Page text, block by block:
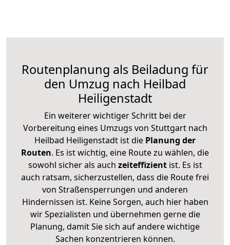
Routenplanung als Beiladung für
den Umzug nach Heilbad
Heiligenstadt
Ein weiterer wichtiger Schritt bei der
Vorbereitung eines Umzugs von Stuttgart nach
Heilbad Heiligenstadt ist die Planung der
Routen. Es ist wichtig, eine Route zu wählen, die
sowohl sicher als auch zeiteffizientist. Es ist
auch ratsam, sicherzustellen, dass die Route frei
von Straßensperrungen und anderen
Hindernissen ist. Keine Sorgen, auch hier haben
wir Spezialisten und übernehmen gerne die
Planung, damit Sie sich auf andere wichtige
Sachen konzentrieren können.